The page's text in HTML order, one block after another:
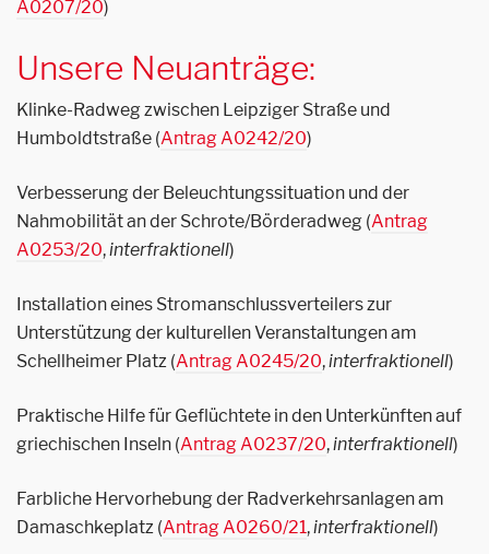
A0207/20)
Unsere Neuanträge:
Klinke-Radweg zwischen Leipziger Straße und
Humboldtstraße (Antrag A0242/20)
Verbesserung der Beleuchtungssituation und der
Nahmobilität an der Schrote/Börderadweg (Antrag
A0253/20,interfraktionell)
Installation eines Stromanschlussverteilers zur
Unterstützung der kulturellen Veranstaltungen am
Schellheimer Platz (Antrag A0245/20,interfraktionell)
Praktische Hilfe für Geflüchtete in den Unterkünften auf
griechischen Inseln (Antrag A0237/20,interfraktionell)
Farbliche Hervorhebung der Radverkehrsanlagen am
Damaschkeplatz (Antrag A0260/21,interfraktionell)